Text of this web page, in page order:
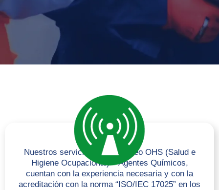
Nuestros servicios de Monitoreo OHS (Salud e
Higiene Ocupacional) – Agentes Químicos,
cuentan con la experiencia necesaria y con la
acreditación con la norma “ISO/IEC 17025” en los